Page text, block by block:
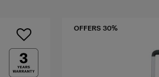
OFFERS 30%